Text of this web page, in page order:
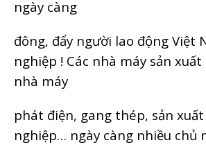
ngày càng
đông, đẩy người lao động Việt
nghiệp ! Các nhà máy sản
nhà máy
phát điện, gang thép, sản
nghiệp… ngày càng nhiều chủ